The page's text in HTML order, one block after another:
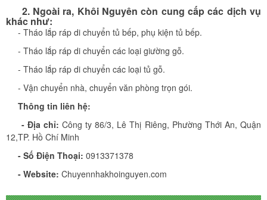
2. Ngoài ra, Khôi Nguyên​ còn cung cấp các dịch vụ
khác như:
- Tháo lắp ráp di chuyển tủ bếp, phụ kiện tủ bếp.
- Tháo lắp ráp di chuyển các loại giường gỗ.
- Tháo lắp ráp di chuyển các loại tủ gỗ.
- Vận chuyển nhà, chuyển văn phòng trọn gói.
Thông tin liên hệ:
- Địa chỉ: Công ty 86/3, Lê Thị Riêng, Phường Thới An, Quận
12,TP. Hồ Chí Minh
- Số Điện Thoại: 0913371378
- Website: Chuyennhakhoinguyen.com
Vừa qua tôi có chuyển văn phòng từ 3/2 về đường Cộng
Hòa. Ban đầu tôi cũng đắn đo nhiều dịch vụ chuyển nhà
Nguyên. Tôi thật sự hài lòng. Cảm ơn quý công ty.